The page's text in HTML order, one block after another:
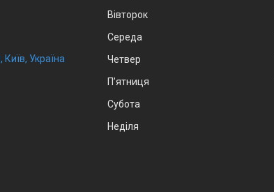
Україна
Вівторок
Середа
Четвер
Пʼятниця
Субота
Неділя